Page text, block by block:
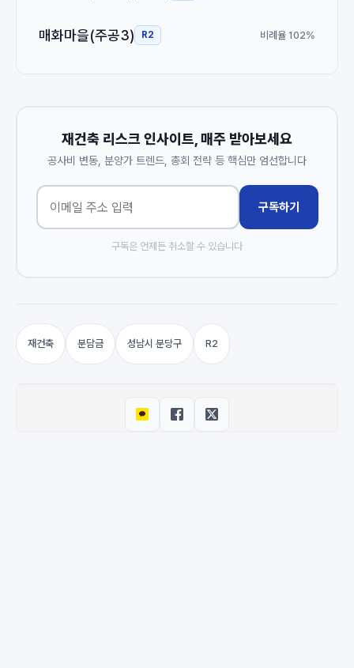
매화마을(주공3) R2 비례율 102%
재건축 리스크 인사이트, 매주 받아보세요
공사비 변동, 분양가 트렌드, 총회 전략 등 핵심만 엄선합니다
구독하기
구독은 언제든 취소할 수 있습니다
재건축 분담금 성남시 분당구 R2